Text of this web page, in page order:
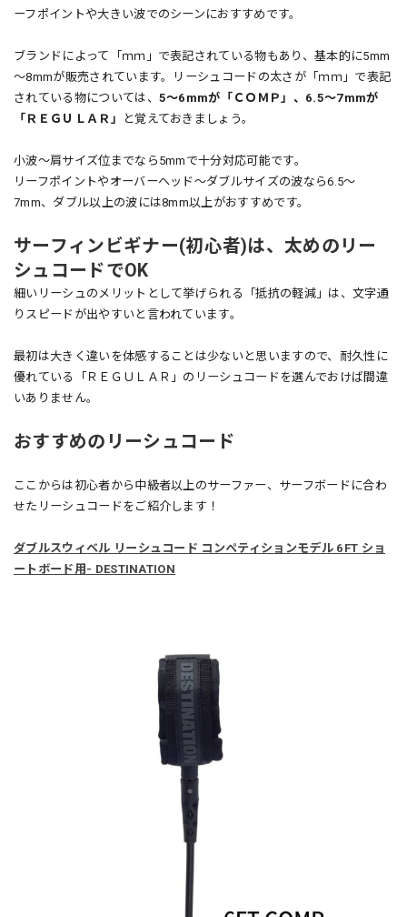
ーフポイントや大きい波でのシーンにおすすめです。
ブランドによって「ｍｍ」で表記されている物もあり、基本的に5mm
～8mmが販売されています。リーシュコードの太さが「ｍｍ」で表記
されている物については、 5～6mmが「ＣＯＭＰ」、6.5～7mmが
「ＲＥＧＵＬＡＲ」
と覚えておきましょう。
小波～肩サイズ位までなら5mmで十分対応可能です。
リーフポイントやオーバーヘッド～ダブルサイズの波なら6.5～
7mm、ダブル以上の波には8mm以上がおすすめです。
サーフィンビギナー(初心者)は、太めのリー
シュコードでOK
細いリーシュのメリットとして挙げられる「抵抗の軽減」は、文字通
りスピードが出やすいと言われています。
最初は大きく違いを体感することは少ないと思いますので、耐久性に
優れている「ＲＥＧＵＬＡＲ」のリーシュコードを選んでおけば間違
いありません。
おすすめのリーシュコード
ここからは初心者から中級者以上のサーファー、サーフボードに合わ
せたリーシュコードをご紹介します！
ダブルスウィベル リーシュコード コンペティションモデル 6FT ショ
ートボード用- DESTINATION